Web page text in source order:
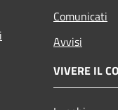
Comunicati
Avvisi
VIVERE IL